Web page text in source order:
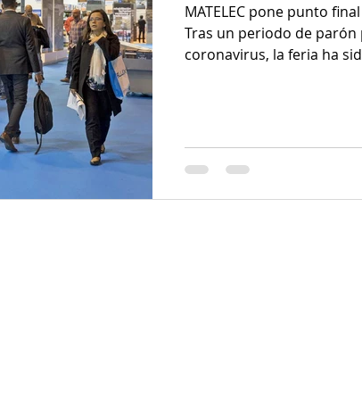
MATELEC pone punto
Tras un periodo de parón por la crisis
coronavirus, la feria ha